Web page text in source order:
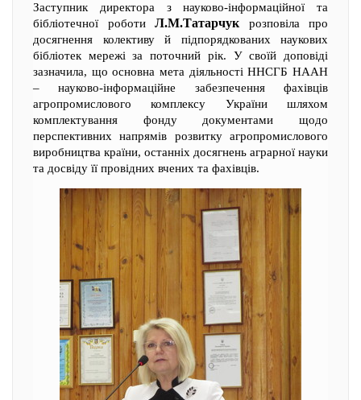
Заступник директора з науково-інформаційної та
бібліотечної роботи Л.М.Татарчукрозповіла про
досягнення колективу й підпорядкованих наукових
бібліотек мережі за поточний рік. У своїй доповіді
зазначила, що основна мета діяльності ННСГБ НААН
– науково-інформаційне забезпечення фахівців
агропромислового комплексу України шляхом
комплектування фонду документами щодо
перспективних напрямів розвитку агропромислового
виробництва країни, останніх досягнень аграрної науки
та досвіду її провідних вчених та фахівців.